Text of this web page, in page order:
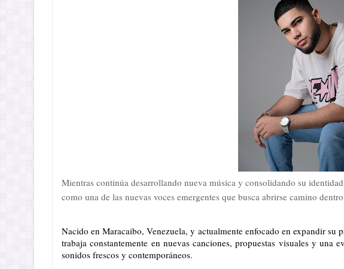
Mientras continúa desarrollando nueva música y consolidando su
como una de las nuevas voces emergentes que busca abrirse camino
Nacido en Maracaibo, Venezuela, y actualmente enfocado en expandir su
trabaja constantemente en nuevas canciones, propuestas visuales y una
sonidos frescos y contemporáneos.